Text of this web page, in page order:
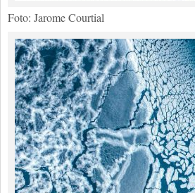
Foto: Jarome Courtial